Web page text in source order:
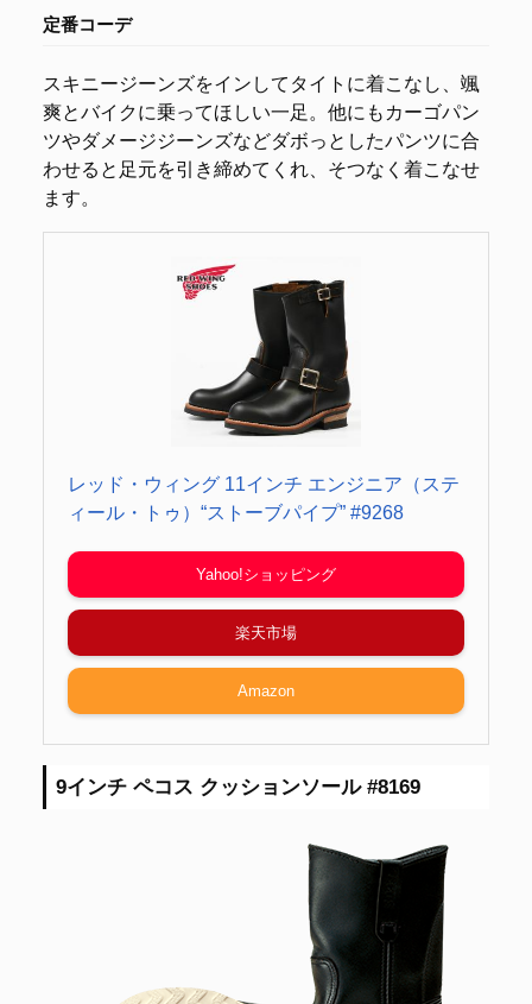
定番コーデ
スキニージーンズをインしてタイトに着こなし、颯
爽とバイクに乗ってほしい一足。他にもカーゴパン
ツやダメージジーンズなどダボっとしたパンツに合
わせると足元を引き締めてくれ、そつなく着こなせ
ます。
レッド・ウィング 11インチ エンジニア（ステ
ィール・トゥ）“ストーブパイプ” #9268
Yahoo!ショッピング
楽天市場
Amazon
9インチ ペコス クッションソール #8169